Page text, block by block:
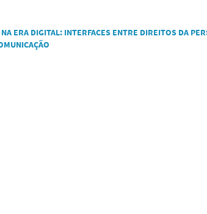
ERA DIGITAL: INTERFACES ENTRE DIREITOS DA